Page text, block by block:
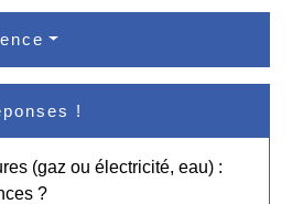
!
(gaz ou électricité, eau) :
?